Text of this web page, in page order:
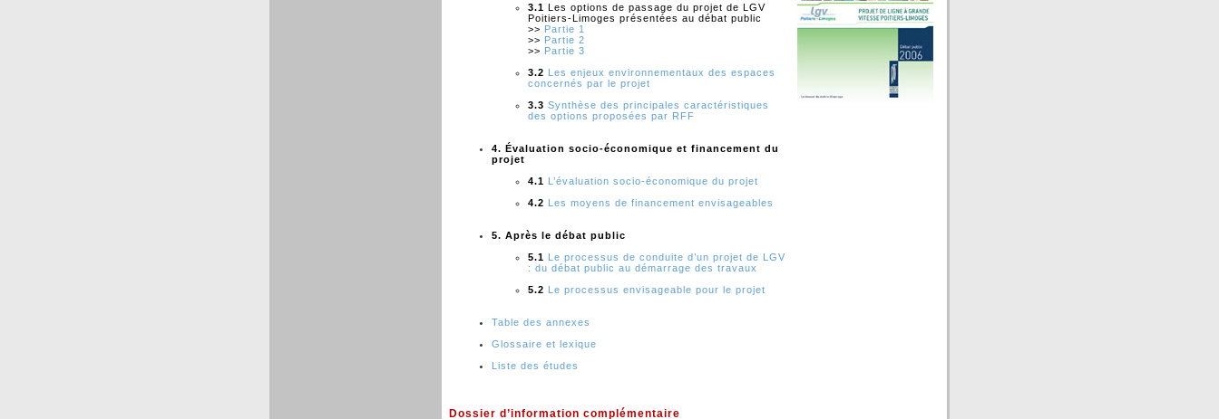
3.1 Les options de passage du projet de LGV
Poitiers-Limoges présentées au débat public
>> Partie 1
>> Partie 2
>> Partie 3
3.2 Les enjeux environnementaux des espaces
concernés par le projet
3.3 Synthèse des principales caractéristiques
des options proposées par RFF
4. Évaluation socio-économique et financement du
projet
4.1 L’évaluation socio-économique du projet
4.2 Les moyens de financement envisageables
5. Après le débat public
5.1 Le processus de conduite d’un projet de LGV
: du débat public au démarrage des travaux
5.2 Le processus envisageable pour le projet
Table des annexes
Glossaire et lexique
Liste des études
Dossier d’information complémentaire